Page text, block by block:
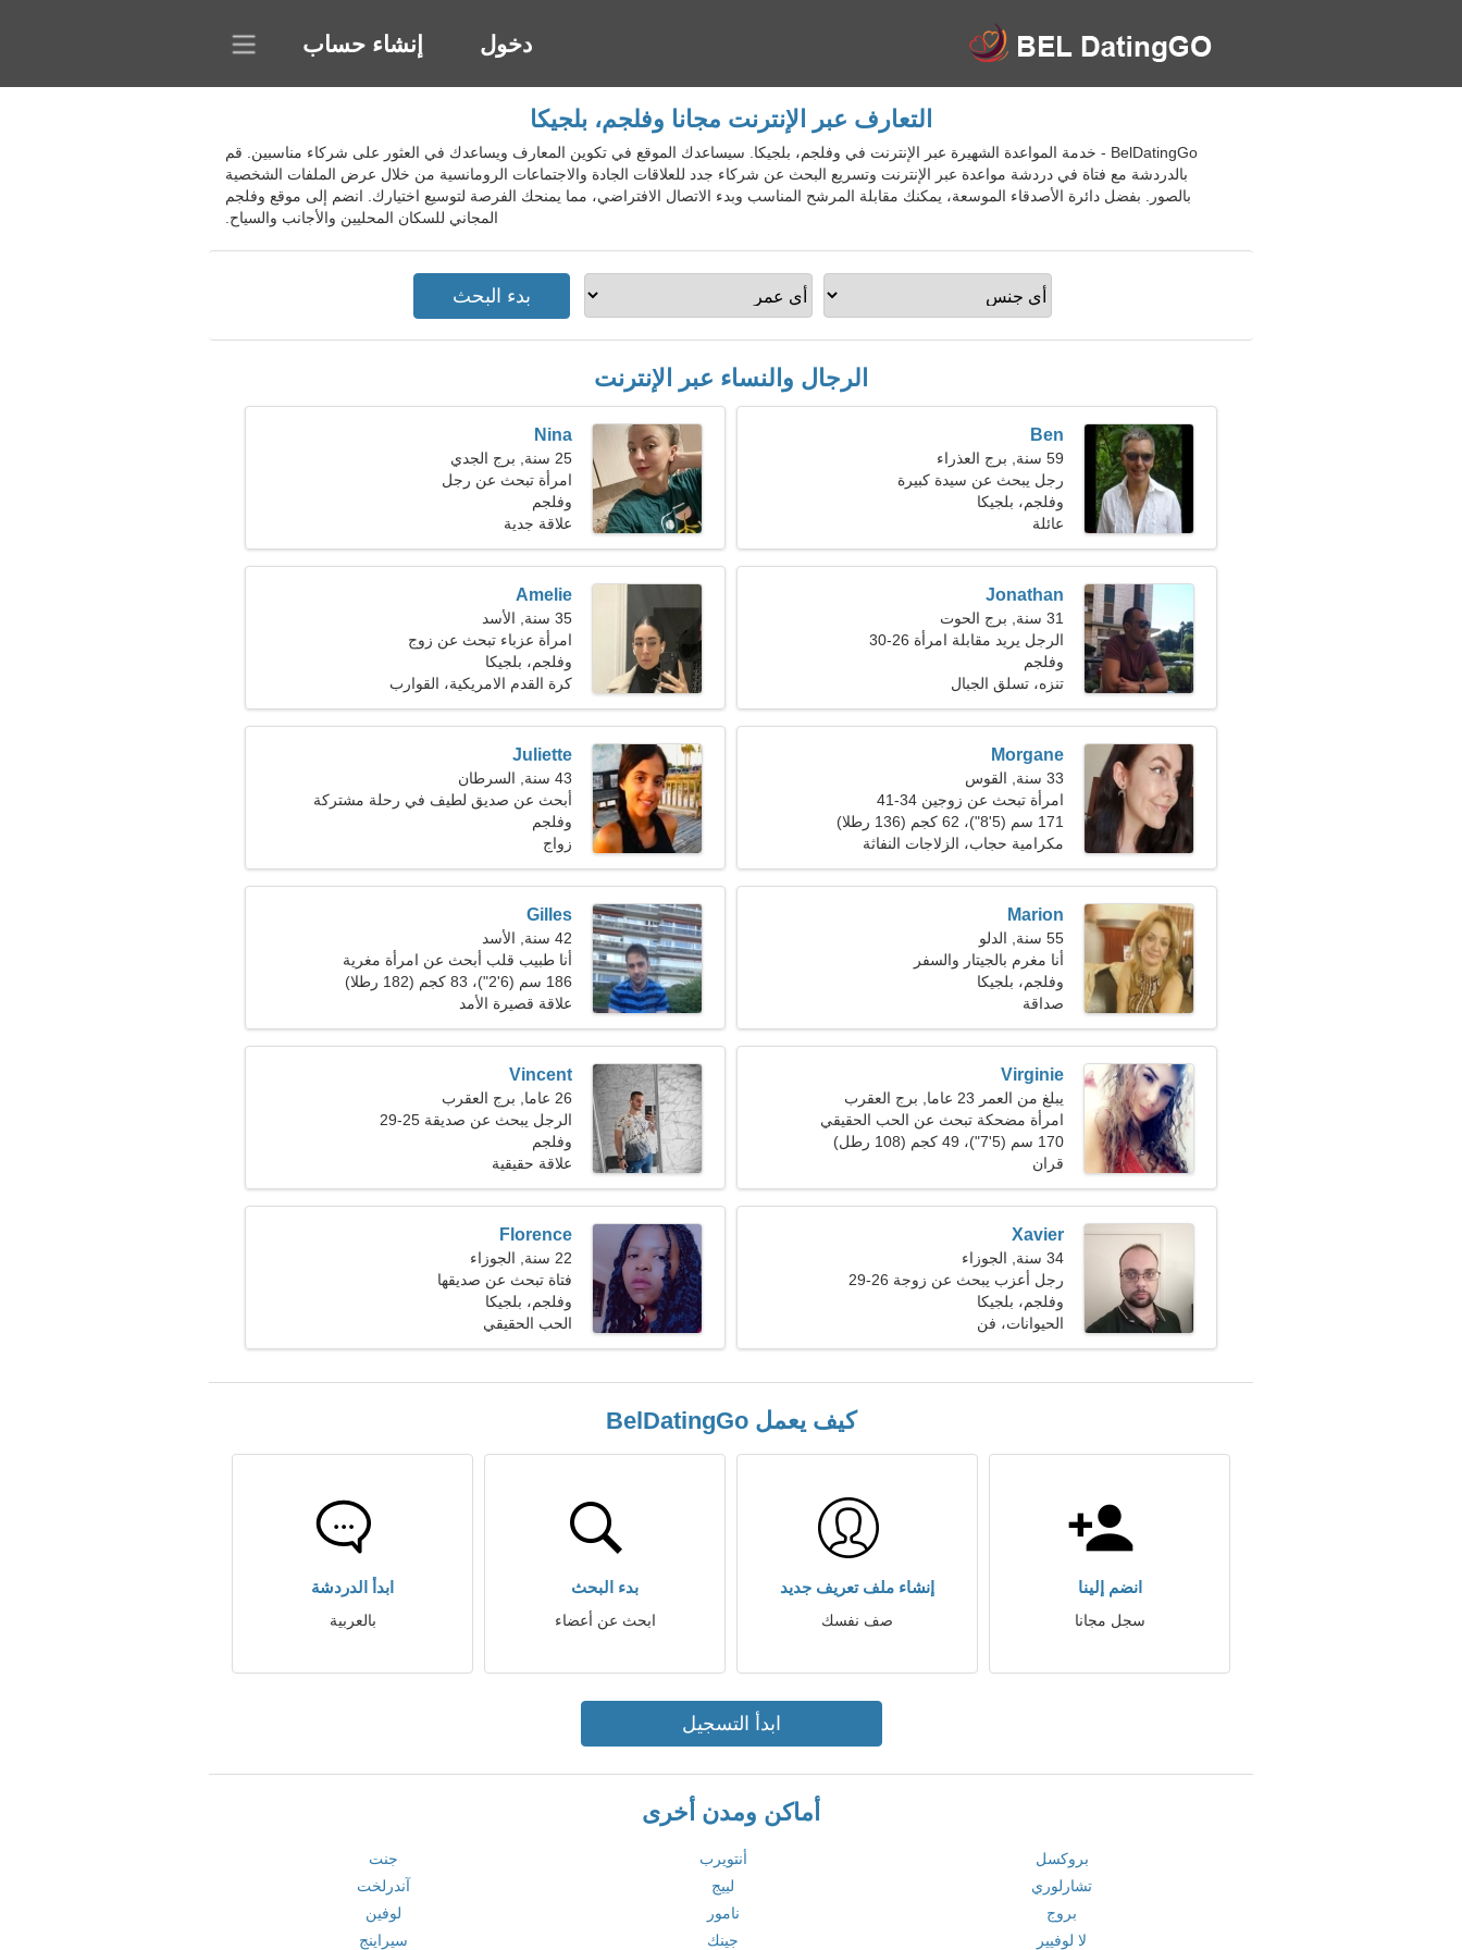
دخول إنشاء حساب
التعارف عبر الإنترنت مجانا وفلجم، بلجيكا
BelDatingGo - خدمة المواعدة الشهيرة عبر الإنترنت في وفلجم، بلجيكا. سيساعدك الموقع في تكوين المعارف ويساعدك في العثور على شركاء مناسبين. قم
بالدردشة مع فتاة في دردشة مواعدة عبر الإنترنت وتسريع البحث عن شركاء جدد للعلاقات الجادة والاجتماعات الرومانسية من خلال عرض الملفات الشخصية
بالصور. بفضل دائرة الأصدقاء الموسعة، يمكنك مقابلة المرشح المناسب وبدء الاتصال الافتراضي، مما يمنحك الفرصة لتوسيع اختيارك. انضم إلى موقع وفلجم
المجاني للسكان المحليين والأجانب والسياح.
الرجال والنساء عبر الإنترنت
Ben
59 سنة, برج العذراء
رجل يبحث عن سيدة كبيرة
وفلجم، بلجيكا
عائلة
Nina
25 سنة, برج الجدي
امرأة تبحث عن رجل
وفلجم
علاقة جدية
Jonathan
31 سنة, برج الحوت
الرجل يريد مقابلة امرأة 26-30
وفلجم
تنزه، تسلق الجبال
Amelie
35 سنة, الأسد
امرأة عزباء تبحث عن زوج
وفلجم، بلجيكا
كرة القدم الامريكية، القوارب
Morgane
33 سنة, القوس
امرأة تبحث عن زوجين 34-41
171 سم (5'8")، 62 كجم (136 رطلا)
مكرامية حجاب، الزلاجات النفاثة
Juliette
43 سنة, السرطان
أبحث عن صديق لطيف في رحلة مشتركة
وفلجم
زواج
Marion
55 سنة, الدلو
أنا مغرم بالجيتار والسفر
وفلجم، بلجيكا
صداقة
Gilles
42 سنة, الأسد
أنا طبيب قلب أبحث عن امرأة مغرية
186 سم (6'2")، 83 كجم (182 رطلا)
علاقة قصيرة الأمد
Virginie
يبلغ من العمر 23 عاما, برج العقرب
امرأة مضحكة تبحث عن الحب الحقيقي
170 سم (5'7")، 49 كجم (108 رطل)
قران
Vincent
26 عاما, برج العقرب
الرجل يبحث عن صديقة 25-29
وفلجم
علاقة حقيقية
Xavier
34 سنة, الجوزاء
رجل أعزب يبحث عن زوجة 26-29
وفلجم، بلجيكا
الحيوانات، فن
Florence
22 سنة, الجوزاء
فتاة تبحث عن صديقها
وفلجم، بلجيكا
الحب الحقيقي
كيف يعمل BelDatingGo
انضم إلينا
سجل مجانا
إنشاء ملف تعريف جديد
صف نفسك
بدء البحث
ابحث عن أعضاء
ابدأ الدردشة
بالعربية
ابدأ التسجيل
أماكن ومدن أخرى
بروكسل أنتويرب
جنت
تشارلوري
لييج
آندرلخت
بروج
نامور
لوفين
لا لوفيير
جينك سيراينج